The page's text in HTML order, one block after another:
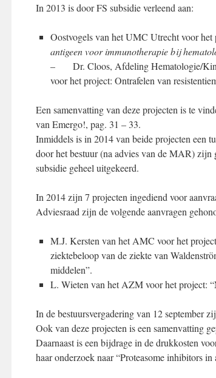
In 2013 is door FS subsidie verleend aan:
Oostvogels van het UMC Utrecht voor het
antigeen voor immunotherapie bij
– Dr. Cloos, Afdeling Hematologie/
voor het project: Ontrafelen van
Een samenvatting van deze projecten is te
van Emergo!, pag. 31 – 33.
Inmiddels is in 2014 van beide projecten een
door het bestuur (na advies van de MAR) zijn
subsidie geheel uitgekeerd.
In 2014 zijn 7 projecten ingediend voor
Adviesraad zijn de volgende aanvragen
M.J. Kersten van het AMC voor het
ziektebeloop van de ziekte van
middelen”.
L. Wieten van het AZM voor het project:
In de bestuursvergadering van 12 september
Ook van deze projecten is een samenvatting
Daarnaast is een bijdrage in de drukkosten
haar onderzoek naar “Proteasome inhibitors in